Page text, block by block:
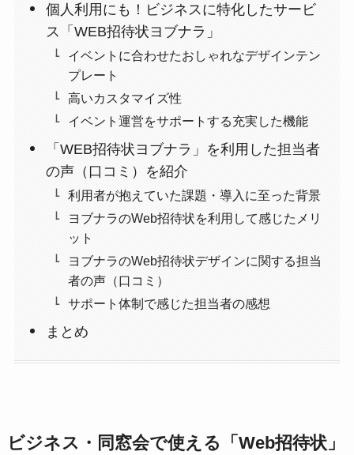
個人利用にも！ビジネスに特化したサービ
ス「WEB招待状ヨブナラ」
イベントに合わせたおしゃれなデザインテン
プレート
高いカスタマイズ性
イベント運営をサポートする充実した機能
「WEB招待状ヨブナラ」を利用した担当者
の声（口コミ）を紹介
利用者が抱えていた課題・導入に至った背景
ヨブナラのWeb招待状を利用して感じたメリ
ット
ヨブナラのWeb招待状デザインに関する担当
者の声（口コミ）
サポート体制で感じた担当者の感想
まとめ
ビジネス・同窓会で使える「Web招待状」